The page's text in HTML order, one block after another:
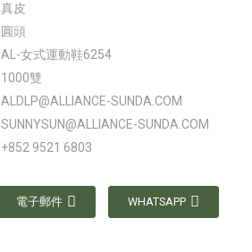
真皮
圓頭
AL-女式運動鞋6254
1000雙
ALDLP@ALLIANCE-SUNDA.COM
SUNNYSUN@ALLIANCE-SUNDA.COM
+852 9521 6803
電子郵件 WHATSAPP